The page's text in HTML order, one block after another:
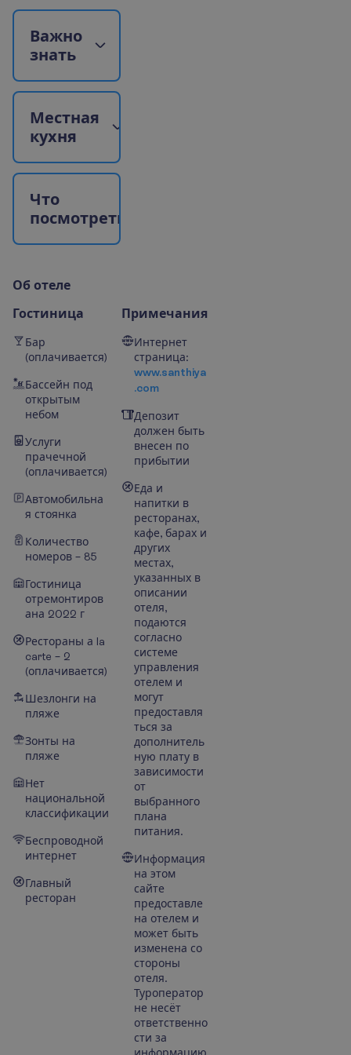
Важно
знать
Местная
кухня
Что
посмотреть
Об отеле
Гостиница
Бар
(оплачивается)
Бассейн под
открытым
небом
Услуги
прачечной
(оплачивается)
Автомобильна
я стоянка
Количество
номеров – 85
Гостиница
отремонтиров
ана 2022 г
Рестораны а la
carte – 2
(оплачивается)
Шезлонги на
пляже
Зонты на
пляже
Нет
национальной
классификации
Беспроводной
интернет
Главный
ресторан
Примечания
Интернет
страница:
www.santhiya
.com
Депозит
должен быть
внесен по
прибытии
Еда и
напитки в
ресторанах,
кафе, барах и
других
местах,
указанных в
описании
отеля,
подаются
согласно
системе
управления
отелем и
могут
предоставля
ться за
дополнитель
ную плату в
зависимости
от
выбранного
плана
питания.
Информация
на этом
сайте
предоставле
на отелем и
может быть
изменена со
стороны
отеля.
Туроператор
не несёт
ответственно
сти за
информацию